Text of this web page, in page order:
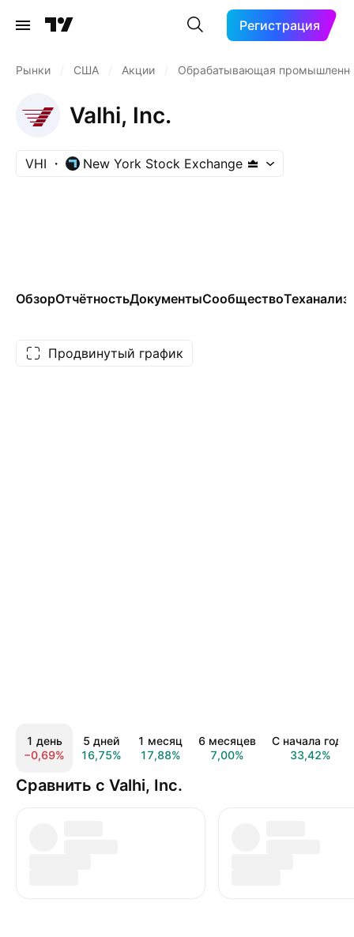
Регистрация
Рынки США Акции Обрабатывающая
Valhi, Inc.
VHI New York Stock Exchange
ОбзорОтчётностьДокументыСообществоТеханализ
Продвинутый график
1 день
−0,69%
5 дней
16,75%
1 месяц
17,88%
6 месяцев
7,00%
С начала года
33,42%
Сравнить с Valhi, Inc.